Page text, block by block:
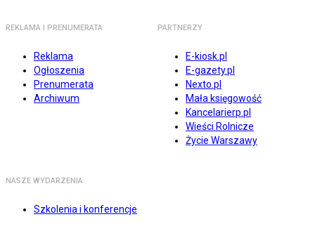
REKLAMA I PRENUMERATA
Reklama
Ogłoszenia
Prenumerata
Archiwum
PARTNERZY
E-kiosk.pl
E-gazety.pl
Nexto.pl
Mała księgowość
Kancelarierp.pl
Wieści Rolnicze
Życie Warszawy
NASZE WYDARZENIA
Szkolenia i konferencje